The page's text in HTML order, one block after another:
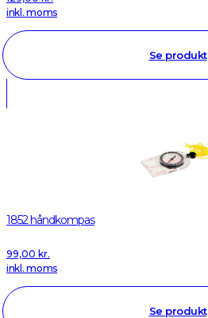
inkl. moms
Se produkt
1852 håndkompas
99,00 kr.
inkl. moms
Se produkt